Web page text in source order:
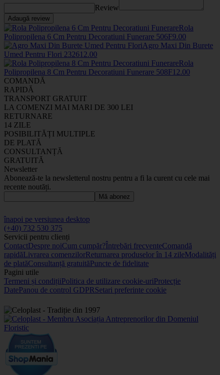
Review
Adaugă review
Rola
Polipropilena 6 Cm Pentru Decoratiuni Funerare 506F9.00
Agro Maxi Din Burete
Umed Pentru Flori 232612.00
Rola
Polipropilena 8 Cm Pentru Decoratiuni Funerare 508F12.00
COMANDĂ
RAPIDĂ
TRANSPORT GRATUIT
LA COMENZI MAI MARI DE 300 LEI
RETURNARE
14 ZILE
POSIBILITĂȚI MULTIPLE
DE PLATĂ
CONSULTANȚĂ
GRATUITĂ
Newsletter
Abonează-te la newsletterul nostru pentru a fi la curent cu cele mai
recente noutăți.
Mă abonez
înapoi pe versiunea desktop
(+40) 732 530 375
Servicii pentru clienți
ContactDespre noiCum cumpăr?Întrebări frecventeComandă
rapidăLivrarea comenzilorReturnarea produselor în 14 zileModalități
de platăConsultanță gratuităPuncte de fidelitate
Pagini utile
Termeni și condițiiPolitica de utilizare cookie-uriProtecție
DatePanou de control GDPRSetari preferinte cookie